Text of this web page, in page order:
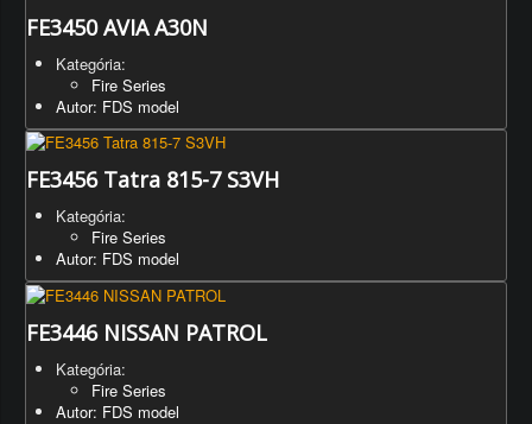
FE3450 AVIA A30N
Kategória:
Fire Series
Autor: FDS model
FE3456 Tatra 815-7 S3VH
Kategória:
Fire Series
Autor: FDS model
FE3446 NISSAN PATROL
Kategória:
Fire Series
Autor: FDS model